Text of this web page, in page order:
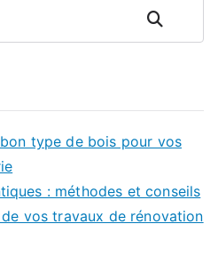
Rechercher
type de bois pour vos
: méthodes et conseils
vos travaux de rénovation